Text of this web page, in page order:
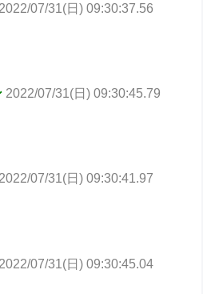
2022/07/31(日) 09:30:37.56
2022/07/31(日) 09:30:45.79
2022/07/31(日) 09:30:41.97
2022/07/31(日) 09:30:45.04